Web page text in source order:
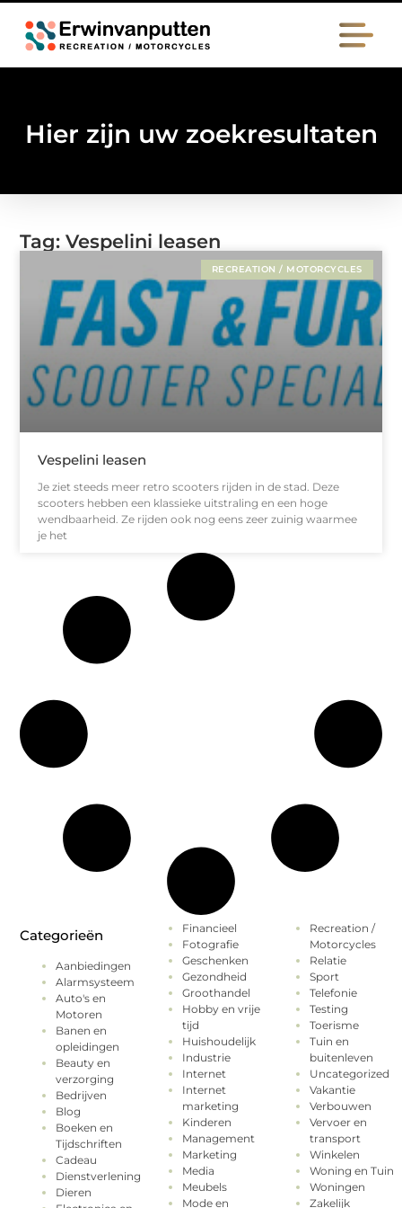
Hier zijn uw zoekresultaten
Tag: Vespelini leasen
RECREATION / MOTORCYCLES
Vespelini leasen
Je ziet steeds meer retro scooters rijden in de stad. Deze
scooters hebben een klassieke uitstraling en een hoge
wendbaarheid. Ze rijden ook nog eens zeer zuinig waarmee
je het
Categorieën
Aanbiedingen
Alarmsysteem
Auto's en
Motoren
Banen en
opleidingen
Beauty en
verzorging
Bedrijven
Blog
Boeken en
Tijdschriften
Cadeau
Dienstverlening
Dieren
Financieel
Fotografie
Geschenken
Gezondheid
Groothandel
Hobby en vrije
tijd
Huishoudelijk
Industrie
Internet
Internet
marketing
Kinderen
Management
Marketing
Media
Meubels
Mode en
Recreation /
Motorcycles
Relatie
Sport
Telefonie
Testing
Toerisme
Tuin en
buitenleven
Uncategorized
Vakantie
Verbouwen
Vervoer en
transport
Winkelen
Woning en Tuin
Woningen
Zakelijk